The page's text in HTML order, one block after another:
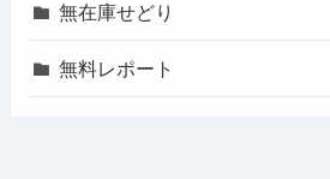
無在庫せどり
無料レポート